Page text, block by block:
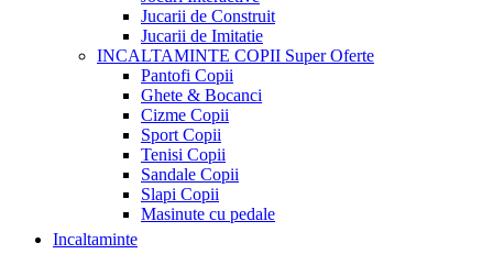
Jucarii de Construit
Jucarii de Imitatie
INCALTAMINTE COPII Super Oferte
Pantofi Copii
Ghete & Bocanci
Cizme Copii
Sport Copii
Tenisi Copii
Sandale Copii
Slapi Copii
Masinute cu pedale
Incaltaminte